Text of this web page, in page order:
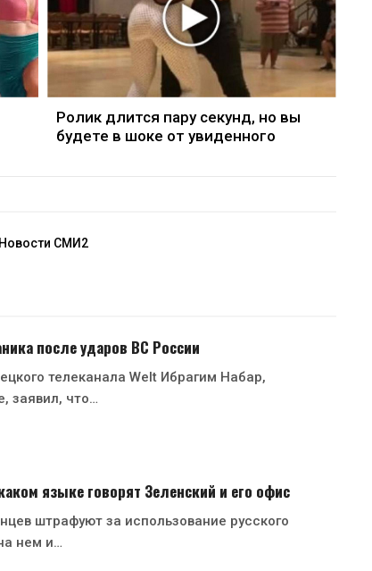
Ролик длится пару секунд, но вы
будете в шоке от увиденного
Новости СМИ2
после ударов ВС России
телеканала Welt Ибрагим Набар,
заявил, что…
языке говорят Зеленский и его офис
штрафуют за использование русского
нем и…